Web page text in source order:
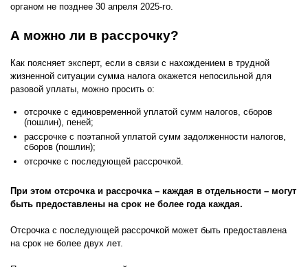
органом не позднее 30 апреля 2025-го.
А можно ли в рассрочку?
Как поясняет эксперт, если в связи с нахождением в трудной
жизненной ситуации сумма налога окажется непосильной для
разовой уплаты, можно просить о:
отсрочке с единовременной уплатой сумм налогов, сборов
(пошлин), пеней;
рассрочке с поэтапной уплатой сумм задолженности налогов,
сборов (пошлин);
отсрочке с последующей рассрочкой.
При этом отсрочка и рассрочка – каждая в отдельности – могут
быть предоставлены на срок не более года каждая.
Отсрочка с последующей рассрочкой может быть предоставлена
на срок не более двух лет.